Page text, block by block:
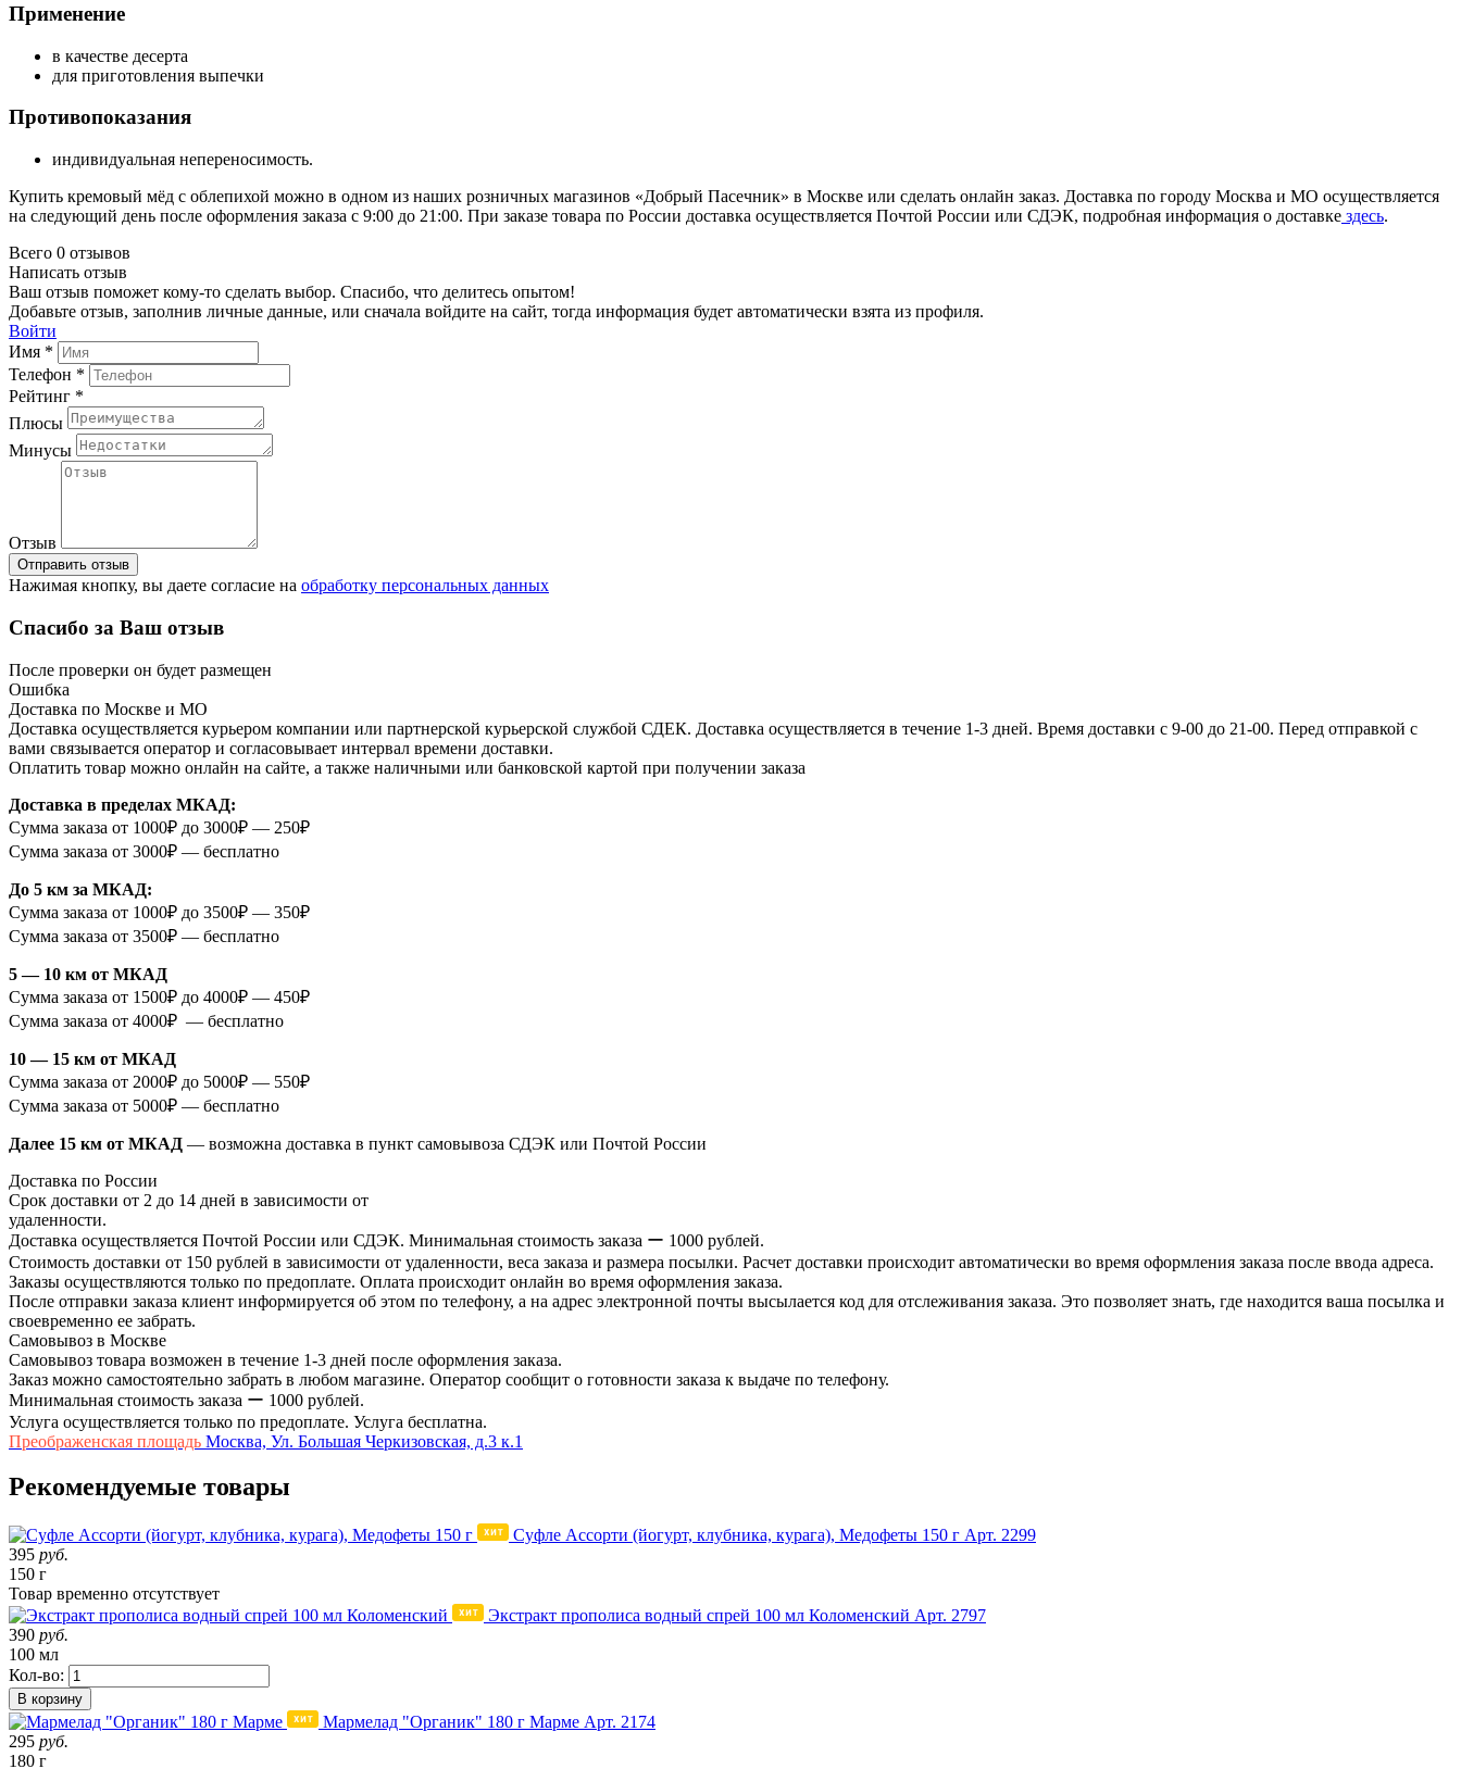
Применение
в качестве десерта
для приготовления выпечки
Противопоказания
индивидуальная непереносимость.
Купить кремовый мёд с облепихой можно в одном из наших розничных магазинов «Добрый Пасечник» в Москве или сделать онлайн заказ. Доставка по городу Москва и МО осуществляется
на следующий день после оформления заказа с 9:00 до 21:00. При заказе товара по России доставка осуществляется Почтой России или СДЭК, подробная информация о доставке здесь.
Всего 0 отзывов
Написать отзыв
Ваш отзыв поможет кому-то сделать выбор. Спасибо, что делитесь опытом!
Добавьте отзыв, заполнив личные данные, или сначала войдите на сайт, тогда информация будет автоматически взята из профиля.
Войти
Имя *
Телефон *
Рейтинг *
Плюсы
Минусы
Отзыв
Отправить отзыв
Нажимая кнопку, вы даете согласие на обработку персональных данных
Спасибо за Ваш отзыв
После проверки он будет размещен
Ошибка
Доставка по Москве и МО
Доставка осуществляется курьером компании или партнерской курьерской службой СДЕК. Доставка осуществляется в течение 1-3 дней. Время доставки с 9-00 до 21-00. Перед отправкой с
вами связывается оператор и согласовывает интервал времени доставки.
Оплатить товар можно онлайн на сайте, а также наличными или банковской картой при получении заказа
Доставка в пределах МКАД:
Сумма заказа от 1000₽ до 3000₽ — 250₽
Сумма заказа от 3000₽ — бесплатно
До 5 км за МКАД:
Сумма заказа от 1000₽ до 3500₽ — 350₽
Сумма заказа от 3500₽ — бесплатно
5 — 10 км от МКАД
Сумма заказа от 1500₽ до 4000₽ — 450₽
Сумма заказа от 4000₽ — бесплатно
10 — 15 км от МКАД
Сумма заказа от 2000₽ до 5000₽ — 550₽
Сумма заказа от 5000₽ — бесплатно
Далее 15 км от МКАД — возможна доставка в пункт самовывоза СДЭК или Почтой России
Доставка по России
Срок доставки от 2 до 14 дней в зависимости от
удаленности.
Доставка осуществляется Почтой России или СДЭК. Минимальная стоимость заказа ー 1000 рублей.
Стоимость доставки от 150 рублей в зависимости от удаленности, веса заказа и размера посылки. Расчет доставки происходит автоматически во время оформления заказа после ввода адреса.
Заказы осуществляются только по предоплате. Оплата происходит онлайн во время оформления заказа.
После отправки заказа клиент информируется об этом по телефону, а на адрес электронной почты высылается код для отслеживания заказа. Это позволяет знать, где находится ваша посылка и
своевременно ее забрать.
Самовывоз в Москве
Самовывоз товара возможен в течение 1-3 дней после оформления заказа.
Заказ можно самостоятельно забрать в любом магазине. Оператор сообщит о готовности заказа к выдаче по телефону.
Минимальная стоимость заказа ー 1000 рублей.
Услуга осуществляется только по предоплате. Услуга бесплатна.
Преображенская площадь Москва, Ул. Большая Черкизовская, д.3 к.1
Рекомендуемые товары
Суфле Ассорти (йогурт, клубника, курага), Медофеты 150 г Арт. 2299
395 руб.
150 г
Товар временно отсутствует
Экстракт прополиса водный спрей 100 мл Коломенский Арт. 2797
390 руб.
100 мл
Кол-во:
В корзину
Мармелад "Органик" 180 г Марме Арт. 2174
295 руб.
180 г